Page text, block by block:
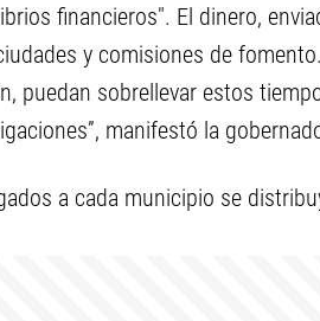
financieros". El dinero,
y comisiones de
puedan sobrellevar estos
manifestó la
a cada municipio se